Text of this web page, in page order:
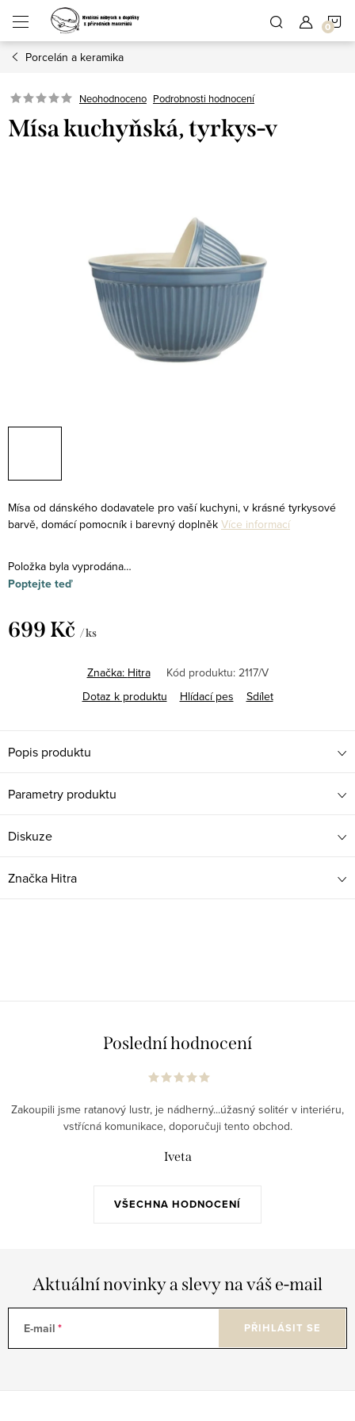
obsah
Porcelán a keramika
Neohodnoceno Podrobnosti hodnocení
Mísa kuchyňská, tyrkys-v
Mísa od dánského dodavatele pro vaší kuchyni, v krásné tyrkysové
barvě, domácí pomocník i barevný doplněk Více informací
Položka byla vyprodána…
Poptejte teď
699 Kč / ks
Značka: Hitra Kód produktu: 2117/V
Dotaz k produktu
Hlídací pes Sdílet
Popis produktu
Parametry produktu
Diskuze
Značka Hitra
Poslední hodnocení
VŠECHNA HODNOCENÍ
Zakoupili jsme ratanový lustr, je nádherný...úžasný solitér v interiéru,
vstřícná komunikace, doporučuji tento obchod.
Iveta
Aktuální novinky a slevy na váš e-mail
E-mail PŘIHLÁSIT SE